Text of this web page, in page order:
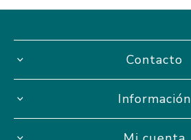
Contacto
Información